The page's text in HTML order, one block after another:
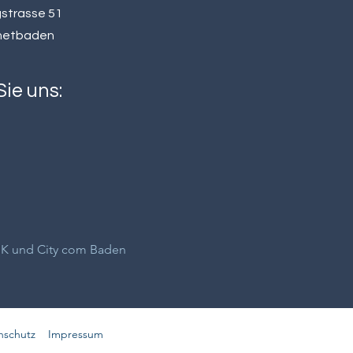
51
uns:
und City com Baden
Impressum